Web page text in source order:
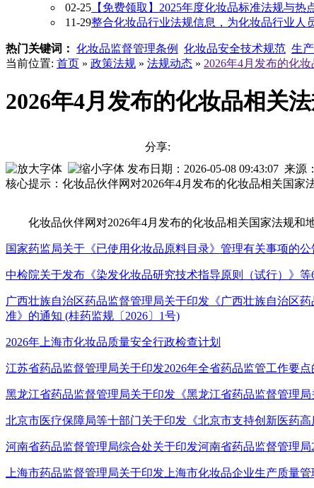
02-25 【免费领取】2025年度化妆品标准法规与热
11-29整合化妆品行业法规信息，为化妆品行业人
热门关键词： 化妆品监督管理条例 化妆品安全技术规范 生
当前位置: 首页 » 政策法规 » 法规动态 » 2026年4月发布的化
2026年4月发布的化妆品相关
分享:
发布日期：2026-05-08 09:43:07 来
核心提示：化妆品伙伴网对2026年4月发布的化妆品相关国家
化妆品伙伴网对2026年4月发布的化妆品相关国家法规和
国家药监局关于《已使用化妆品原料目录》管理有关事项的公
中检院关于发布《染发化妆品研究技术指导原则（试行）》
广西壮族自治区药品监督管理局关于印发《广西壮族自治区
准》的通知 (桂药监规〔2026〕1号)
2026年上海市化妆品质量安全行政检查计划
江苏省药品监督管理局关于印发2026年全省药品监管工作要
黑龙江省药品监督管理局关于印发《黑龙江省药品监督管理
北京市医疗保障局等十部门关于印发《北京市支持创新医药
河南省药品监督管理局综合处关于印发河南省药品监督管理
上海市药品监督管理局关于印发上海市化妆品企业生产质量